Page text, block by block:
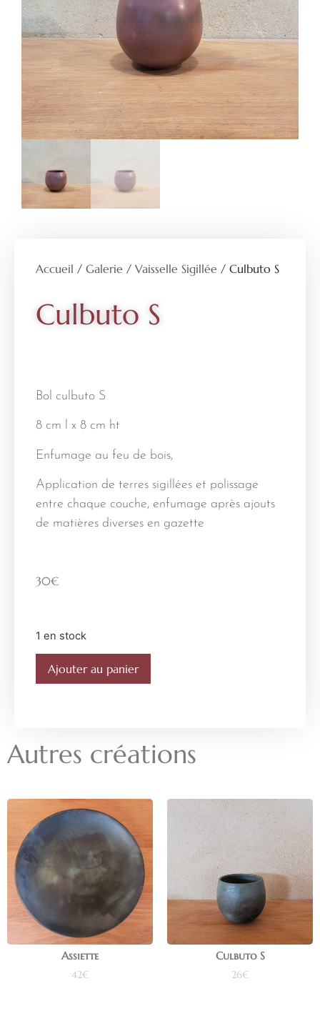
Accueil / Galerie / Vaisselle Sigillée / Culbuto S
Culbuto S
Bol culbuto S
8 cm l x 8 cm ht
Enfumage au feu de bois,
Application de terres sigillées et polissage
entre chaque couche, enfumage après ajouts
de matières diverses en gazette
30€
1 en stock
Ajouter au panier
Autres créations
Assiette
42€
Culbuto S
26€